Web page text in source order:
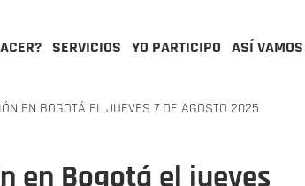
SERVICIOS YO PARTICIPO ASÍ VAMOS
EN BOGOTÁ EL JUEVES 7 DE AGOSTO 2025
en Bogotá el jueves